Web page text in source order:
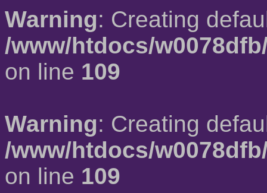
Warning: Creating
/www/htdocs/
on line 109
Warning: Creating
/www/htdocs/
on line 109